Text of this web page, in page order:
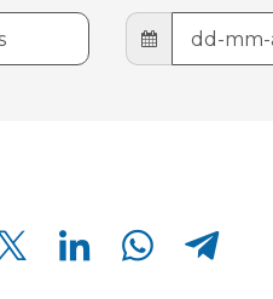
Twitter Compartir en Linkedin Compartir en Whatsapp Compartir en Telegram